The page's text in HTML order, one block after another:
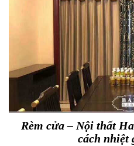
Rèm cửa – Nội thất
cách nhiệt